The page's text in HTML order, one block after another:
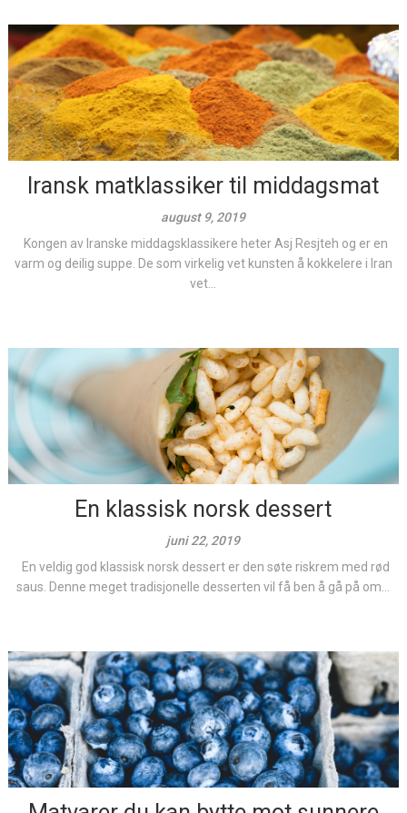
Iransk matklassiker til middagsmat
august 9, 2019
Kongen av Iranske middagsklassikere heter Asj Resjteh og er en
varm og deilig suppe. De som virkelig vet kunsten å kokkelere i Iran
vet...
En klassisk norsk dessert
juni 22, 2019
En veldig god klassisk norsk dessert er den søte riskrem med rød
saus. Denne meget tradisjonelle desserten vil få ben å gå på om...